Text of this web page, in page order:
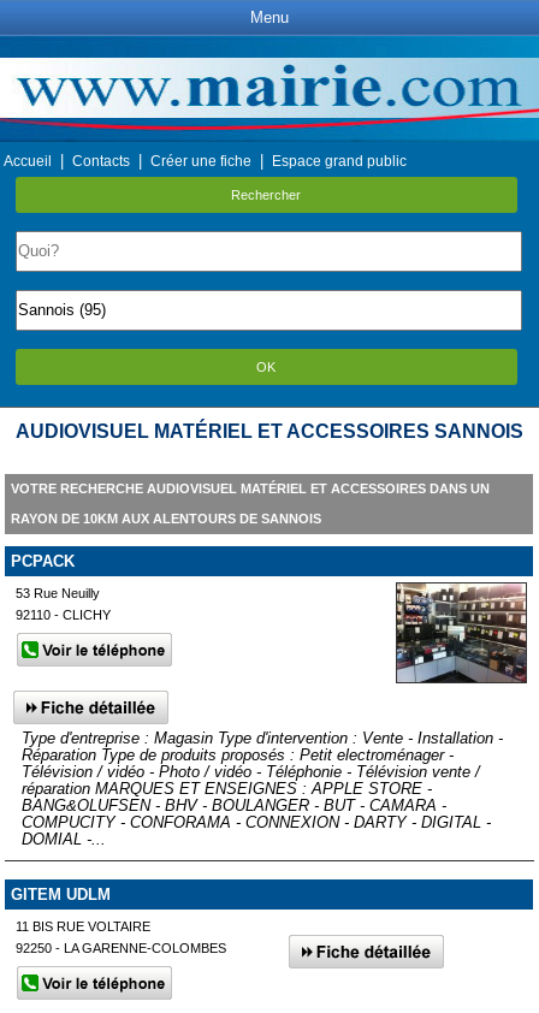
Menu
Accueil Contacts Créer une fiche Espace grand public
Rechercher
OK
AUDIOVISUEL MATÉRIEL ET ACCESSOIRES SANNOIS
VOTRE RECHERCHE AUDIOVISUEL MATÉRIEL ET ACCESSOIRES DANS UN
RAYON DE 10KM AUX ALENTOURS DE SANNOIS
PCPACK
53 Rue Neuilly
92110 - CLICHY
Type d'entreprise : Magasin Type d'intervention : Vente - Installation -
Réparation Type de produits proposés : Petit electroménager -
Télévision / vidéo - Photo / vidéo - Téléphonie - Télévision vente /
réparation MARQUES ET ENSEIGNES : APPLE STORE -
BANG&OLUFSEN - BHV - BOULANGER - BUT - CAMARA -
COMPUCITY - CONFORAMA - CONNEXION - DARTY - DIGITAL -
DOMIAL -...
GITEM UDLM
11 BIS RUE VOLTAIRE
92250 - LA GARENNE-COLOMBES